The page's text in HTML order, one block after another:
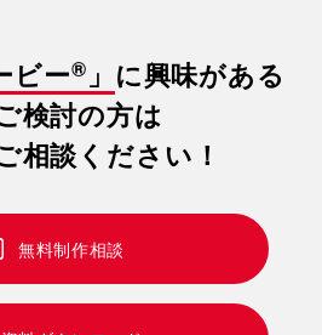
ビー®」 に興味がある
検討の方は
相談ください！
無料制作相談